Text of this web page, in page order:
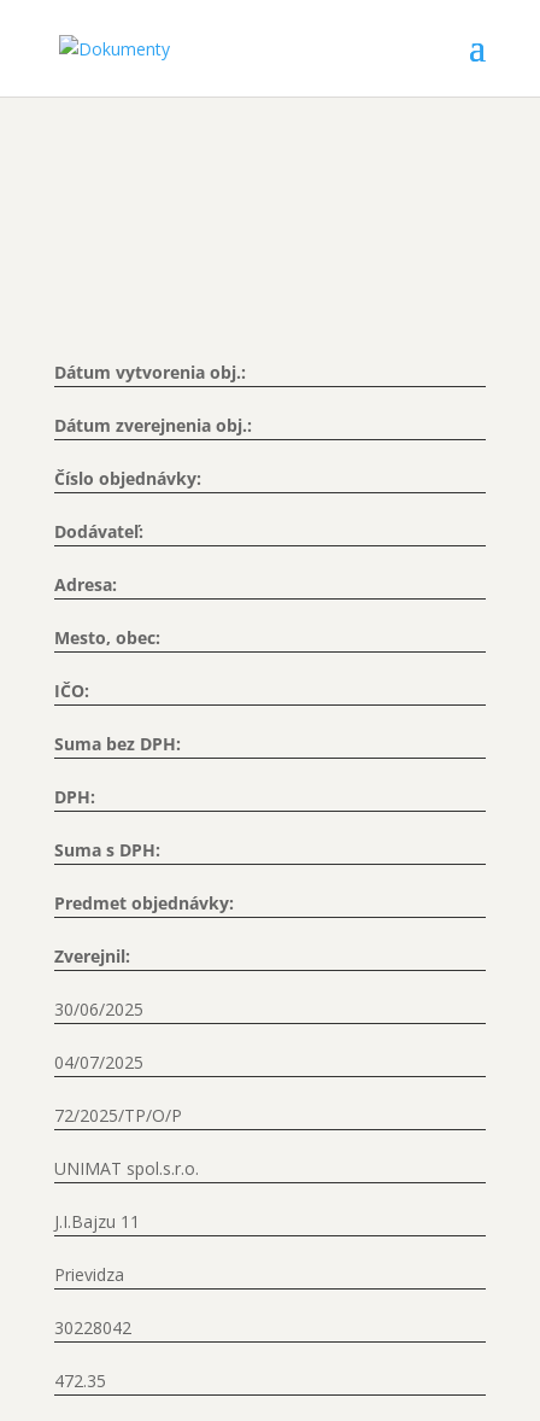
Dátum vytvorenia obj.:
Dátum zverejnenia obj.:
Číslo objednávky:
Dodávateľ:
Adresa:
Mesto, obec:
IČO:
Suma bez DPH:
DPH:
Suma s DPH:
Predmet objednávky:
Zverejnil:
30/06/2025
04/07/2025
72/2025/TP/O/P
UNIMAT spol.s.r.o.
J.I.Bajzu 11
Prievidza
30228042
472.35